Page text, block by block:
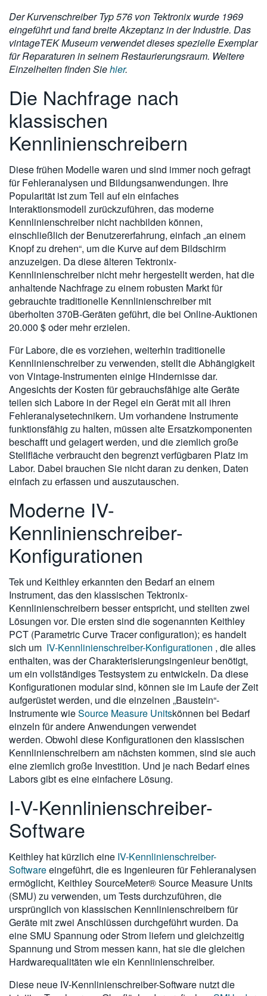
Der Kurvenschreiber Typ 576 von Tektronix wurde 1969
eingeführt und fand breite Akzeptanz in der Industrie. Das
vintageTEK Museum verwendet dieses spezielle Exemplar
für Reparaturen in seinem Restaurierungsraum. Weitere
Einzelheiten finden Siehier.
Die Nachfrage nach
klassischen
Kennlinienschreibern
Diese frühen Modelle waren und sind immer noch gefragt
für Fehleranalysen und Bildungsanwendungen. Ihre
Popularität ist zum Teil auf ein einfaches
Interaktionsmodell zurückzuführen, das moderne
Kennlinienschreiber nicht nachbilden können,
einschließlich der Benutzererfahrung, einfach „an einem
Knopf zu drehen“, um die Kurve auf dem Bildschirm
anzuzeigen. Da diese älteren Tektronix-
Kennlinienschreiber nicht mehr hergestellt werden, hat die
anhaltende Nachfrage zu einem robusten Markt für
gebrauchte traditionelle Kennlinienschreiber mit
überholten 370B-Geräten geführt, die bei Online-Auktionen
20.000 $ oder mehr erzielen.
Für Labore, die es vorziehen, weiterhin traditionelle
Kennlinienschreiber zu verwenden, stellt die Abhängigkeit
von Vintage-Instrumenten einige Hindernisse dar.
Angesichts der Kosten für gebrauchsfähige alte Geräte
teilen sich Labore in der Regel ein Gerät mit all ihren
Fehleranalysetechnikern. Um vorhandene Instrumente
funktionsfähig zu halten, müssen alte Ersatzkomponenten
beschafft und gelagert werden, und die ziemlich große
Stellfläche verbraucht den begrenzt verfügbaren Platz im
Labor. Dabei brauchen Sie nicht daran zu denken, Daten
einfach zu erfassen und auszutauschen.
Moderne IV-
Kennlinienschreiber-
Konfigurationen
Tek und Keithley erkannten den Bedarf an einem
Instrument, das den klassischen Tektronix-
Kennlinienschreibern besser entspricht, und stellten zwei
Lösungen vor. Die ersten sind die sogenannten Keithley
PCT (Parametric Curve Tracer configuration); es handelt
sich um IV-Kennlinienschreiber-Konfigurationen , die alles
enthalten, was der Charakterisierungsingenieur benötigt,
um ein vollständiges Testsystem zu entwickeln. Da diese
Konfigurationen modular sind, können sie im Laufe der Zeit
aufgerüstet werden, und die einzelnen „Baustein“-
Instrumente wieSource Measure Unitskönnen bei Bedarf
einzeln für andere Anwendungen verwendet
werden. Obwohl diese Konfigurationen den klassischen
Kennlinienschreibern am nächsten kommen, sind sie auch
eine ziemlich große Investition. Und je nach Bedarf eines
Labors gibt es eine einfachere Lösung.
I-V-Kennlinienschreiber-
Software
Keithley hat kürzlich eine IV-Kennlinienschreiber-
Softwareeingeführt, die es Ingenieuren für Fehleranalysen
ermöglicht, Keithley SourceMeter® Source Measure Units
(SMU) zu verwenden, um Tests durchzuführen, die
ursprünglich von klassischen Kennlinienschreibern für
Geräte mit zwei Anschlüssen durchgeführt wurden. Da
eine SMU Spannung oder Strom liefern und gleichzeitig
Spannung und Strom messen kann, hat sie die gleichen
Hardwarequalitäten wie ein Kennlinienschreiber.
Diese neue IV-Kennlinienschreiber-Software nutzt die